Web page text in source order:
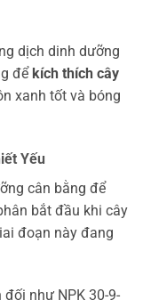
dịch dinh dưỡng
để kích thích cây
xanh tốt và bóng
Yếu
cân bằng để
bắt đầu khi cây
đoạn này đang
như NPK 30-9-